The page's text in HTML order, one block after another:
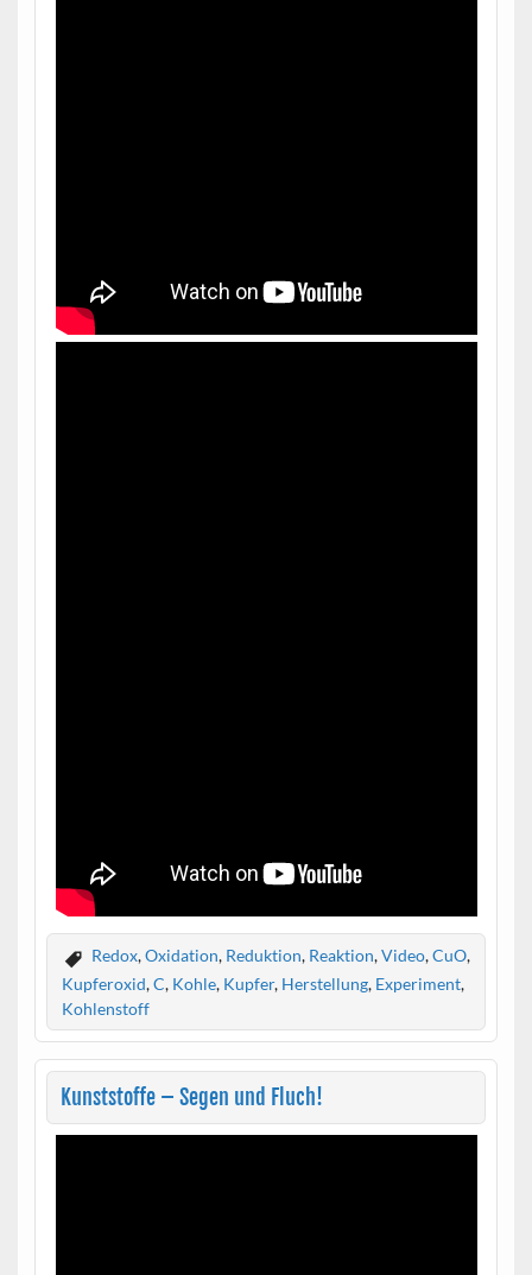
Redox,Oxidation, Reduktion, Reaktion,Video,CuO,
Kupferoxid,C, Kohle, Kupfer, Herstellung, Experiment,
Kohlenstoff
Kunststoffe – Segen und Fluch!